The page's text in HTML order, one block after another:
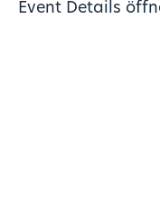
Event Details